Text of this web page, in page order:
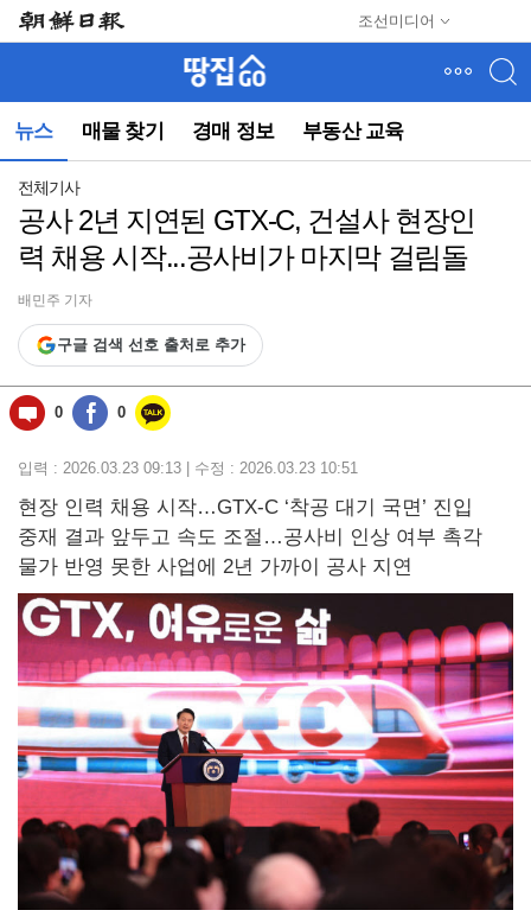
조선미디어
뉴스 매물 찾기 경매 정보 부동산 교육
뉴
(컨
동)
전체기사
공사 2년 지연된 GTX-C, 건설사 현장인
력 채용 시작...공사비가 마지막 걸림돌
배민주 기자
구글 검색 선호 출처로 추가
0 0
입력 : 2026.03.23 09:13 | 수정 : 2026.03.23 10:51
현장 인력 채용 시작…GTX-C ‘착공 대기 국면’ 진입
중재 결과 앞두고 속도 조절…공사비 인상 여부 촉각
물가 반영 못한 사업에 2년 가까이 공사 지연